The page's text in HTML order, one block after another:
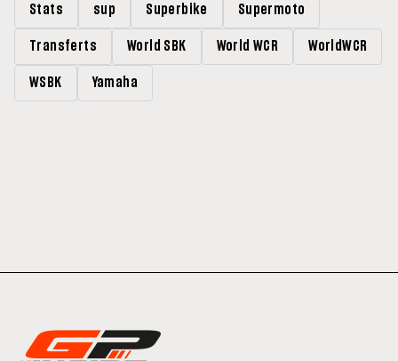
Stats sup Superbike Supermoto
Transferts World SBK World WCR WorldWCR
WSBK Yamaha